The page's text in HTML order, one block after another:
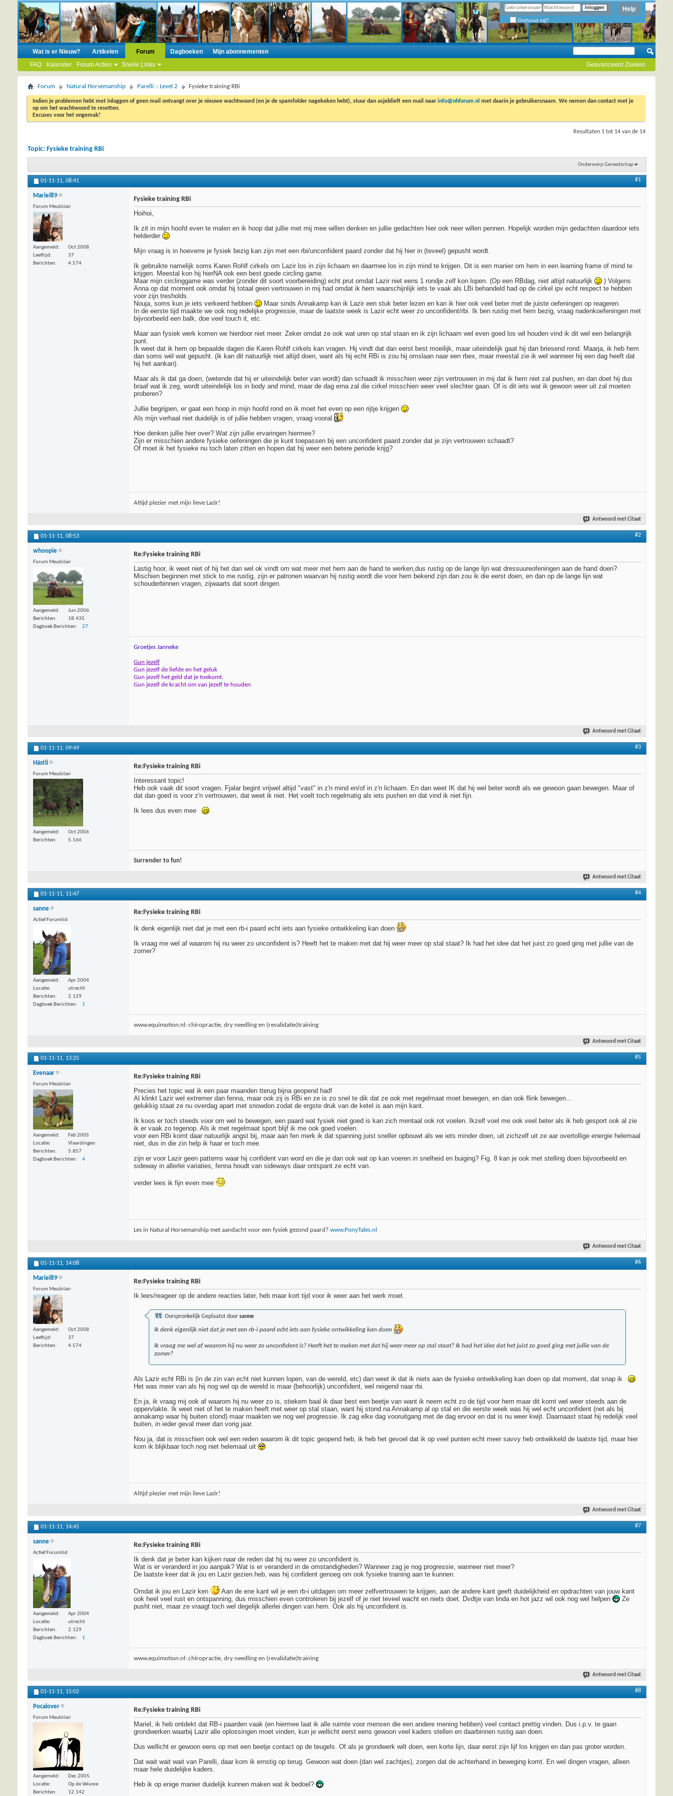
Help
Onthoud mij?
Wat is er Nieuw? Artikelen
Forum
FAQ
Kalender Forum Acties Snelle Links
Dagboeken
Mijn abonnementen
Geavanceerd Zoeken
Forum Natural Horsemanship Parelli :: Level 2 Fysieke training RBi
Indien je problemen hebt met inloggen of geen mail ontvangt over je nieuwe wachtwoord (en je de spamfolder nagekeken hebt), stuur dan asjeblieft een mail naar info@nhforum.nl met daarin je gebruikersnaam. We nemen dan contact met je
op om het wachtwoord te resetten.
Excuses voor het ongemak!
Resultaten 1 tot 14 van de 14
Topic: Fysieke training RBi
Onderwerp Gereedschap
01-11-11, 08:41 #1
Mariel89
Forum Meubilair
Aangemeld
Oct 2008
Leeftijd
37
Berichten
4.574
Fysieke training RBi
Hoihoi,
Ik zit in mijn hoofd even te malen en ik hoop dat jullie met mij mee willen denken en jullie gedachten hier ook neer willen pennen. Hopelijk worden mijn gedachten daardoor iets
helderder
Mijn vraag is in hoeverre je fysiek bezig kan zijn met een rbi/unconfident paard zonder dat hij hier in (teveel) gepusht wordt.
Ik gebruikte namelijk soms Karen Rohlf cirkels om Lazir los in zijn lichaam en daarmee los in zijn mind te krijgen. Dit is een manier om hem in een learning frame of mind te
krijgen. Meestal kon hij hierNA ook een best goede circling game.
Maar mijn circlinggame was verder (zonder dit soort voorbereiding) echt prut omdat Lazir niet eens 1 rondje zelf kon lopen. (Op een RBdag, niet altijd natuurlijk
) Volgens
Anna op dat moment ook omdat hij totaal geen vertrouwen in mij had omdat ik hem waarschijnlijk iets te vaak als LBi behandeld had op de cirkel ipv echt respect te hebben
voor zijn tresholds.
Nouja, soms kun je iets verkeerd hebben
Maar sinds Annakamp kan ik Lazir een stuk beter lezen en kan ik hier ook veel beter met de juiste oefeningen op reageren.
In de eerste tijd maakte we ook nog redelijke progressie, maar de laatste week is Lazir echt weer zo unconfident/rbi. Ik ben rustig met hem bezig, vraag nadenkoefeningen met
bijvoorbeeld een balk, doe veel touch it, etc.
Maar aan fysiek werk komen we hierdoor niet meer. Zeker omdat ze ook wat uren op stal staan en ik zijn lichaam wel even goed los wil houden vind ik dit wel een belangrijk
punt.
Ik weet dat ik hem op bepaalde dagen die Karen Rohlf cirkels kan vragen. Hij vindt dat dan eerst best moeilijk, maar uiteindelijk gaat hij dan briesend rond. Maarja, ik heb hem
dan soms wél wat gepusht. (ik kan dit natuurlijk niet altijd doen, want als hij echt RBi is zou hij omslaan naar een rbex, maar meestal zie ik wel wanneer hij een dag heeft dat
hij het aankan).
Maar als ik dat ga doen, (wetende dat hij er uiteindelijk beter van wordt) dan schaadt ik misschien weer zijn vertrouwen in mij dat ik hem niet zal pushen, en dan doet hij dus
braaf wat ik zeg, wordt uiteindelijk los in body and mind, maar de dag erna zal die cirkel misschien weer veel slechter gaan. Of is dit iets wat ik gewoon weer uit zal moeten
proberen?
Jullie begrijpen, er gaat een hoop in mijn hoofd rond en ik moet het even op een rijtje krijgen
Als mijn verhaal niet duidelijk is of jullie hebben vragen, vraag vooral
Hoe denken jullie hier over? Wat zijn jullie ervaringen hiermee?
Zijn er misschien andere fysieke oefeningen die je kunt toepassen bij een unconfident paard zonder dat je zijn vertrouwen schaadt?
Of moet ik het fysieke nu toch laten zitten en hopen dat hij weer een betere periode krijg?
Altijd plezier met mijn lieve Lazir!
Antwoord met Citaat
01-11-11, 08:53 #2
whoopie
Forum Meubilair
Aangemeld
Jun 2006
Berichten
18.435
Dagboek Berichten
27
Re:Fysieke training RBi
Lastig hoor, ik weet niet of hij het dan wel ok vindt om wat meer met hem aan de hand te werken,dus rustig op de lange lijn wat dressuureofeningen aan de hand doen?
Mischien beginnen met stick to me rustig, zijn er patronen waarvan hij rustig wordt die voor hem bekend zijn dan zou ik die eerst doen, en dan op de lange lijn wat
schouderbinnen vragen, zijwaarts dat soort dingen.
Groetjes Janneke
Gun jezelf
Gun jezelf de liefde en het geluk
Gun jezelf het geld dat je toekomt.
Gun jezelf de kracht om van jezelf te houden
Antwoord met Citaat
01-11-11, 09:49 #3
Hästli
Forum Meubilair
Aangemeld
Oct 2006
Berichten
5.166
Re:Fysieke training RBi
Interessant topic!
Heb ook vaak dit soort vragen. Fjalar begint vrijwel altijd "vast" in z'n mind en/of in z'n lichaam. En dan weet IK dat hij wel beter wordt als we gewoon gaan bewegen. Maar of
dat dan goed is voor z'n vertrouwen, dat weet ik niet. Het voelt toch regelmatig als iets pushen en dat vind ik niet fijn.
Ik lees dus even mee
Surrender to fun!
Antwoord met Citaat
01-11-11, 11:47 #4
sanne
Actief Forumlid
Aangemeld
Apr 2004
Locatie
utrecht
Berichten
2.129
Dagboek Berichten
1
Re:Fysieke training RBi
Ik denk eigenlijk niet dat je met een rb-i paard echt iets aan fysieke ontwikkeling kan doen
Ik vraag me wel af waarom hij nu weer zo unconfident is? Heeft het te maken met dat hij weer meer op stal staat? Ik had het idee dat het juist zo goed ging met jullie van de
zomer?
www.equimotion.nl: chiropractie, dry needling en (revalidatie)training
Antwoord met Citaat
01-11-11, 13:25 #5
Evenaar
Forum Meubilair
Aangemeld
Feb 2005
Locatie
Vlaardingen
Berichten
5.857
Dagboek Berichten
4
Re:Fysieke training RBi
Precies het topic wat ik een paar maanden tterug bijna geopend had!
Al klinkt Lazir wel extremer dan fenna, maar ook zij is RBi en ze is zo snel te dik dat ze ook met regelmaat moet bewegen, en dan ook flink bewegen...
gelukkig staat ze nu overdag apart met snowdon zodat de ergste druk van de ketel is aan mijn kant.
Ik koos er toch steeds voor om wel te bewegen, een paard wat fysiek niet goed is kan zich mentaal ook rot voelen. Ikzelf voel me ook veel beter als ik heb gesport ook al zie
ik er vaak zo tegenop. Als ik met regelmaat sport blijf ik me ook goed voelen.
voor een RBi komt daar natuurlijk angst bij, maar aan fen merk ik dat spanning juist sneller opbouwt als we iets minder doen, uit zichzelf uit ze aar overtollige energie helemaal
niet, dus in die zin help ik haar er toch mee.
zijn er voor Lazir geen patterns waar hij confident van word en die je dan ook wat op kan voeren in snelheid en buiging? Fig. 8 kan je ook met stelling doen bijvoorbeeld en
sideway in allerlei variaties, fenna houdt van sideways daar ontspant ze echt van.
verder lees ik fijn even mee
Les in Natural Horsemanship met aandacht voor een fysiek gezond paard? www.PonyTales.nl
Antwoord met Citaat
01-11-11, 14:08 #6
Mariel89
Forum Meubilair
Aangemeld
Oct 2008
Leeftijd
37
Berichten
4.574
Re:Fysieke training RBi
Ik lees/reageer op de andere reacties later, heb maar kort tijd voor ik weer aan het werk moet.
Oorspronkelijk Geplaatst door sanne
Ik denk eigenlijk niet dat je met een rb-i paard echt iets aan fysieke ontwikkeling kan doen
Ik vraag me wel af waarom hij nu weer zo unconfident is? Heeft het te maken met dat hij weer meer op stal staat? Ik had het idee dat het juist zo goed ging met jullie van de
zomer?
Als Lazir echt RBi is (in de zin van echt niet kunnen lopen, van de wereld, etc) dan weet ik dat ik niets aan de fysieke ontwikkeling kan doen op dat moment, dat snap ik
Het was meer van als hij nog wel op de wereld is maar (behoorlijk) unconfident, wel neigend naar rbi.
En ja, ik vraag mij ook af waarom hij nu weer zo is, stiekem baal ik daar best een beetje van want ik neem echt zo de tijd voor hem maar dit komt wel weer steeds aan de
oppervlakte. Ik weet niet of het te maken heeft met weer op stal staan, want hij stond na Annakamp al op stal en die eerste week was hij wel echt unconfident (net als bij
annakamp waar hij buiten stond) maar maakten we nog wel progressie. Ik zag elke dag vooruitgang met de dag ervoor en dat is nu weer kwijt. Daarnaast staat hij redelijk veel
buiten, in ieder geval meer dan vorig jaar.
Nou ja, dat is misschien ook wel een reden waarom ik dit topic geopend heb, ik heb het gevoel dat ik op veel punten echt meer savvy heb ontwikkeld de laatste tijd, maar hier
kom ik blijkbaar toch nog niet helemaal uit
Altijd plezier met mijn lieve Lazir!
Antwoord met Citaat
01-11-11, 14:45 #7
sanne
Actief Forumlid
Aangemeld
Apr 2004
Locatie
utrecht
Berichten
2.129
Dagboek Berichten
1
Re:Fysieke training RBi
Ik denk dat je beter kan kijken naar de reden dat hij nu weer zo unconfident is.
Wat is er veranderd in jou aanpak? Wat is er veranderd in de omstandigheden? Wanneer zag je nog progressie, wanneer niet meer?
De laatste keer dat ik jou en Lazir gezien heb, was hij confident genoeg om ook fysieke training aan te kunnen.
Omdat ik jou en Lazir ken
Aan de ene kant wil je een rb-i uitdagen om meer zelfvertrouwen te krijgen, aan de andere kant geeft duidelijkheid en opdrachten van jouw kant
ook heel veel rust en ontspanning, dus misschien even controleren bij jezelf of je niet teveel wacht en niets doet. Dvdtje van linda en hot jazz wil ook nog wel helpen
Ze
pusht niet, maar ze vraagt toch wel degelijk allerlei dingen van hem. Ook als hij unconfident is.
www.equimotion.nl: chiropractie, dry needling en (revalidatie)training
Antwoord met Citaat
01-11-11, 15:02 #8
Pocalover
Forum Meubilair
Aangemeld
Dec 2005
Locatie
Op de Veluwe
Berichten
12.142
Re:Fysieke training RBi
Mariel, ik heb ontdekt dat RB-i paarden vaak (en hiermee laat ik alle ruimte voor mensen die een andere mening hebben) veel contact prettig vinden. Dus i.p.v. te gaan
grondwerken waarbij Lazir alle oplossingen moet vinden, kun je wellicht eerst eens gewoon veel kaders stellen en daarbinnen rustig aan doen.
Dus wellicht er gewoon eens op met een beetje contact op de teugels. Of als je grondwerk wilt doen, een korte lijn, daar eerst zijn lijf los krijgen en dan pas groter worden.
Dat wait wait wait van Parelli, daar kom ik ernstig op terug. Gewoon wat doen (dan wel zachtjes), zorgen dat de achterhand in beweging komt. En wel dingen vragen, alleen
maar hele duidelijke kaders.
Heb ik op enige manier duidelijk kunnen maken wat ik bedoel?